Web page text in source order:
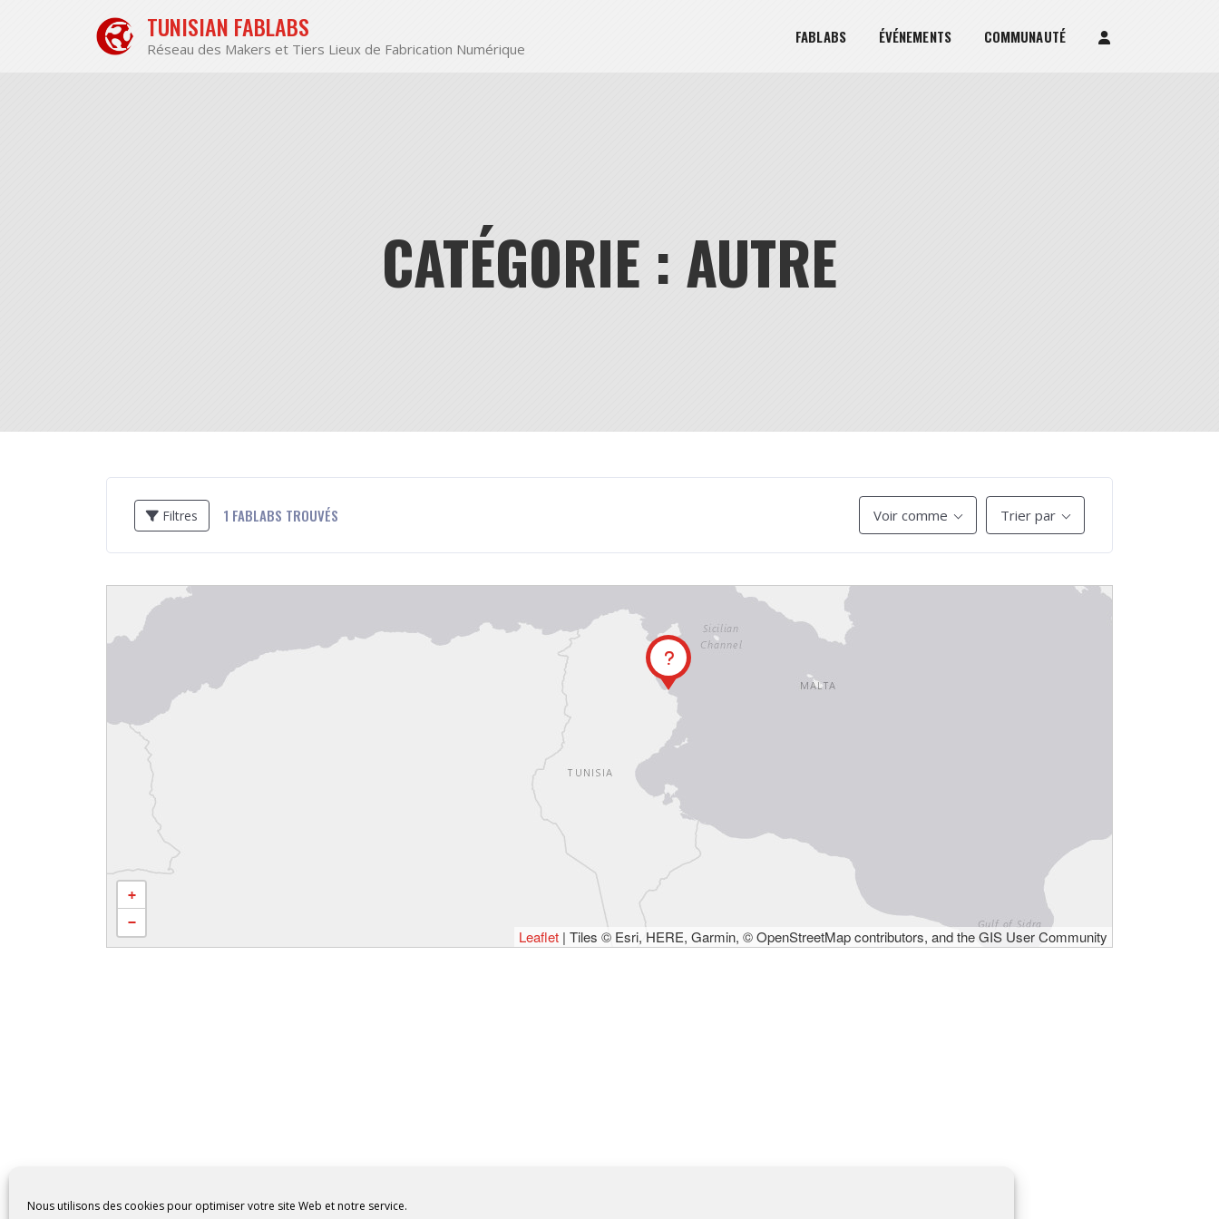
Nous utilisons des cookies pour optimiser votre site Web et notre service.
TUNISIAN FABLABS
Réseau des Makers et Tiers Lieux de Fabrication Numérique
FABLABS ÉVÉNEMENTS COMMUNAUTÉ
CATÉGORIE : AUTRE
Filtres 1 FABLABS TROUVÉS Voir comme Trier par
+
−
Leaflet | Tiles © Esri, HERE, Garmin, © OpenStreetMap contributors, and the GIS User Community